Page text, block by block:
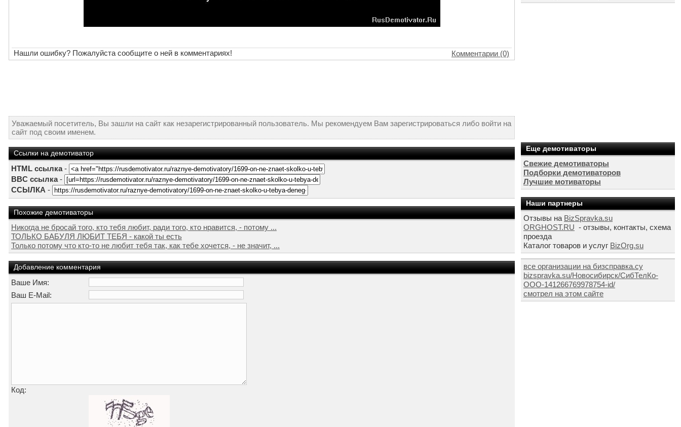
Нашли ошибку? Пожалуйста сообщите о ней в комментариях! Комментарии (0)
Уважаемый посетитель, Вы зашли на сайт как незарегистрированный пользователь. Мы рекомендуем Вам зарегистрироваться либо войти на
сайт под своим именем.
Ссылки на демотиватор
HTML ссылка-
BBC ссылка-
ССЫЛКА -
Похожие демотиваторы
Никогда не бросай того, кто тебя любит, ради того, кто нравится, - потому ...
ТОЛЬКО БАБУЛЯ ЛЮБИТ ТЕБЯ - какой ты есть
Только потому что кто-то не любит тебя так, как тебе хочется, - не значит, ...
Добавление комментария
Ваше Имя:
Ваш E-Mail:
Код:
Еще демотиваторы
Свежие демотиваторы
Подборки демотиваторов
Лучшие мотиваторы
Наши партнеры
Отзывы на BizSpravka.su
ORGHOST.RU - отзывы, контакты, схема
проезда
Каталог товаров и услуг BizOrg.su
все организации на бизсправка.су
bizspravka.su/Новосибирск/СибТелКо-
ООО-141266769978754-id/
смотрел на этом сайте